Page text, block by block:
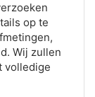
op te
Wij zullen
volledige